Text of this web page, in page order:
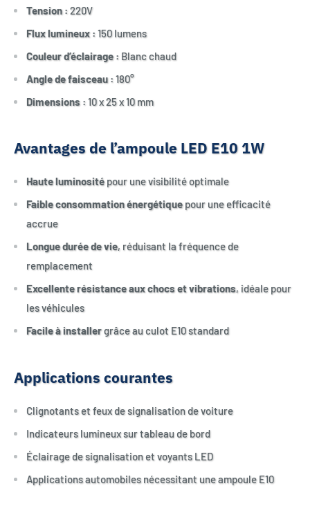
Tension :220V
Flux lumineux :150 lumens
Couleur d’éclairage : Blanc chaud
Angle de faisceau :180°
Dimensions :10 x 25 x 10 mm
Avantages de l’ampoule LED E10 1W
Haute luminositépour une visibilité optimale
Faible consommation énergétiquepour une efficacité
accrue
Longue durée de vie, réduisant la fréquence de
remplacement
Excellente résistance aux chocs et vibrations, idéale pour
les véhicules
Facile à installergrâce au culot E10 standard
Applications courantes
Clignotants et feux de signalisation de voiture
Indicateurs lumineux sur tableau de bord
Éclairage de signalisation et voyants LED
Applications automobiles nécessitant une ampoule E10